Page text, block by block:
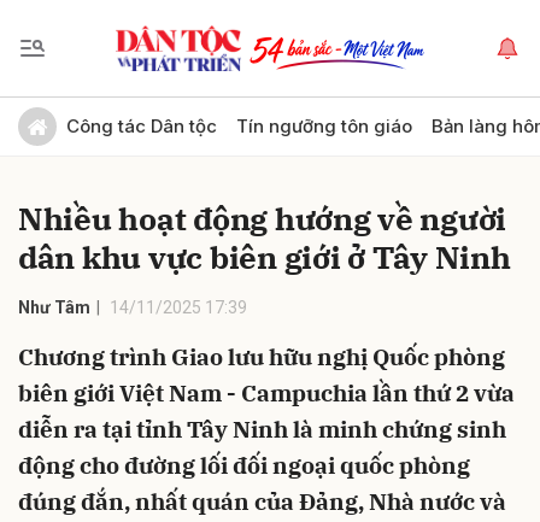
Công tác Dân tộc Tín ngưỡng tôn giáo Bản làng
Nhiều hoạt động hướng về người
dân khu vực biên giới ở Tây Ninh
Như Tâm 14/11/2025 17:39
Chương trình Giao lưu hữu nghị Quốc phòng
biên giới Việt Nam - Campuchia lần thứ 2 vừa
diễn ra tại tỉnh Tây Ninh là minh chứng sinh
động cho đường lối đối ngoại quốc phòng
đúng đắn, nhất quán của Đảng, Nhà nước và
Gửi bình luận
Hủy Gửi